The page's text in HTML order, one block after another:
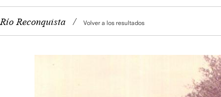
Río Reconquista / Volver a los resultados